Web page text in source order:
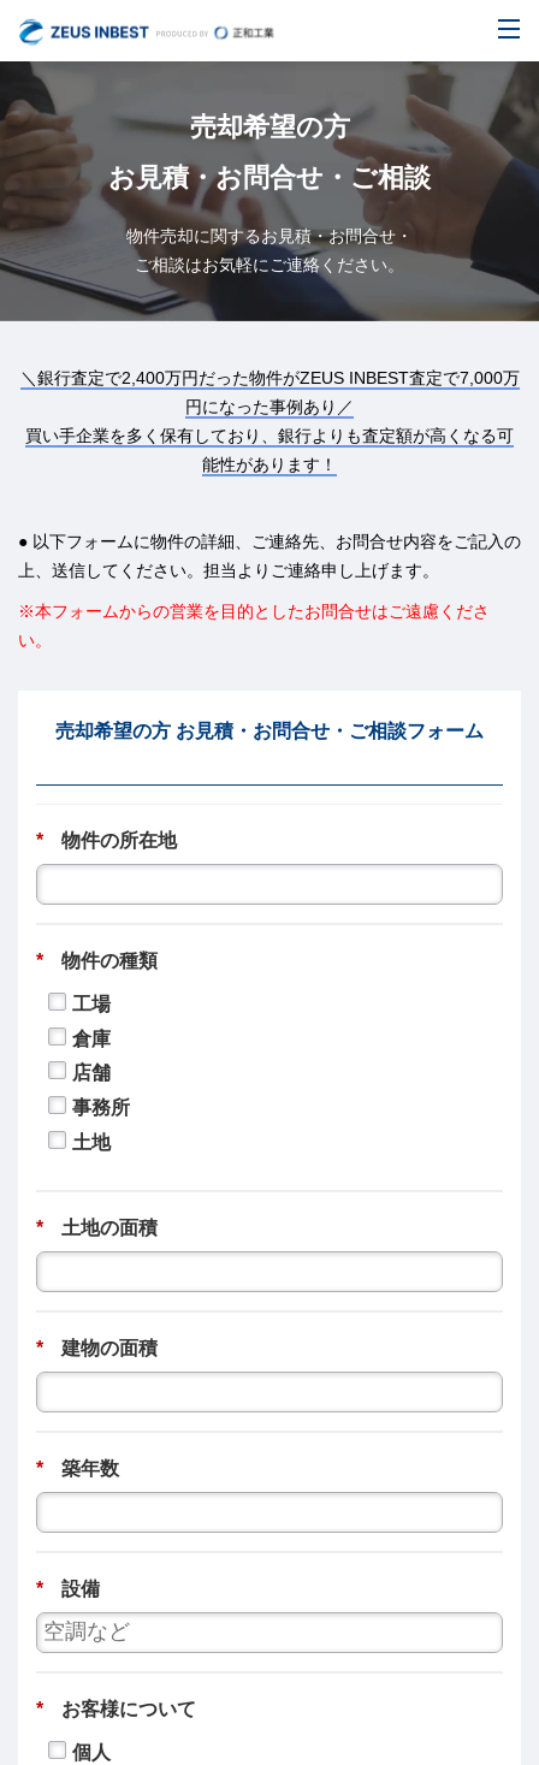
売却希望の方
お見積・お問合せ・ご相談
物件売却に関するお見積・お問合せ・
ご相談はお気軽にご連絡ください。
＼銀行査定で2,400万円だった物件がZEUS INBEST査定で7,000万
円になった事例あり／
買い手企業を多く保有しており、銀行よりも査定額が高くなる可
能性があります！
● 以下フォームに物件の詳細、ご連絡先、お問合せ内容をご記入の
上、送信してください。担当よりご連絡申し上げます。
※本フォームからの営業を目的としたお問合せはご遠慮くださ
い。
売却希望の方 お見積・お問合せ・ご相談フォーム
* 物件の所在地
* 物件の種類
工場
倉庫
店舗
事務所
土地
* 土地の面積
* 建物の面積
* 築年数
* 設備
* お客様について
個人